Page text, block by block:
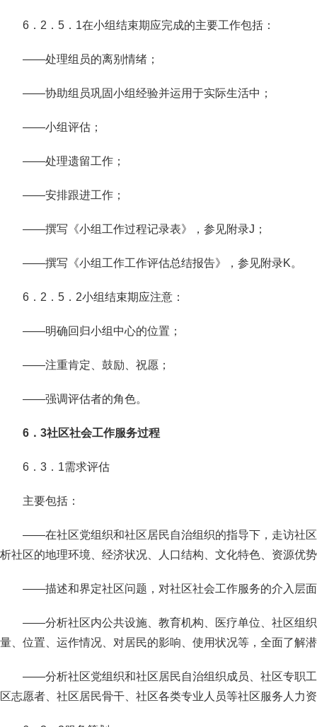
6．2．5．1在小组结束期应完成的主要工作包括：
——处理组员的离别情绪；
——协助组员巩固小组经验并运用于实际生活中；
——小组评估；
——处理遗留工作；
——安排跟进工作；
——撰写《小组工作过程记录表》，参见附录J；
——撰写《小组工作工作评估总结报告》，参见附录K。
6．2．5．2小组结束期应注意：
——明确回归小组中心的位置；
——注重肯定、鼓励、祝愿；
——强调评估者的角色。
6．3社区社会工作服务过程
6．3．1需求评估
主要包括：
——在社区党组织和社区居民自治组织的指导下，走访社
析社区的地理环境、经济状况、人口结构、文化特色、资源优
——描述和界定社区问题，对社区社会工作服务的介入层
——分析社区内公共设施、教育机构、医疗单位、社区组
量、位置、运作情况、对居民的影响、使用状况等，全面了解
——分析社区党组织和社区居民自治组织成员、社区专职
区志愿者、社区居民骨干、社区各类专业人员等社区服务人力